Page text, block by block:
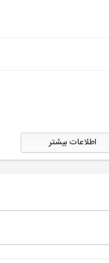
اطلاعات بیشتر